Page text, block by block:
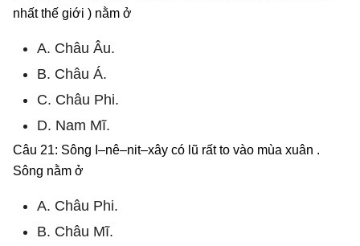
nhất thế giới ) nằm ở
A. Châu Âu.
B. Châu Á.
C. Châu Phi.
D. Nam Mĩ.
Câu 21: Sông I–nê–nit–xây có lũ rất to vào mùa xuân .
Sông nằm ở
A. Châu Phi.
B. Châu Mĩ.